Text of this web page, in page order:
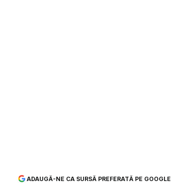
ADAUGĂ-NE CA SURSĂ PREFERATĂ PE GOOGLE